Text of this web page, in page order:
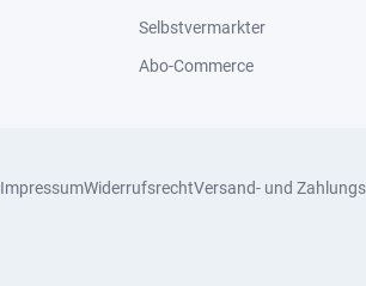
Selbstvermarkter
Abo-Commerce
ImpressumWiderrufsrechtVersand- und